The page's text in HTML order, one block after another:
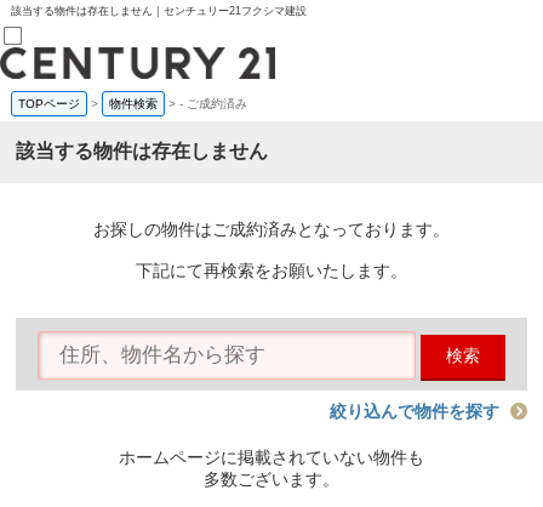
該当する物件は存在しません｜センチュリー21フクシマ建設
売買部
0120-800-844
賃貸部
会員メニュー
物件を探す
購入TOP
条件から探す
住宅ローン控除シミュレータ
TOPページ > 物件検索 >- ご成約済み
該当する物件は存在しません
お探しの物件はご成約済みとなっております。
下記にて再検索をお願いたします。
検索
絞り込んで物件を探す
ホームページに掲載されていない物件も
多数ございます。